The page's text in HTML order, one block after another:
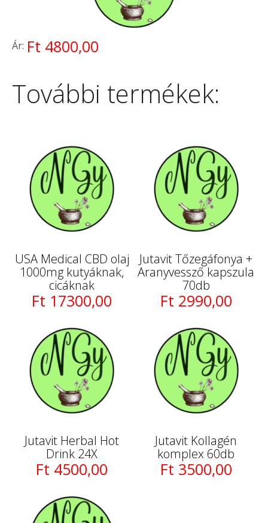
Ár: Ft 4800,00
További termékek:
USA Medical CBD olaj
1000mg kutyáknak,
cicáknak
Ft 17300,00
Jutavit Tőzegáfonya +
Aranyvessző kapszula
70db
Ft 2990,00
Jutavit Herbal Hot
Drink 24X
Ft 4500,00
Jutavit Kollagén
komplex 60db
Ft 3500,00